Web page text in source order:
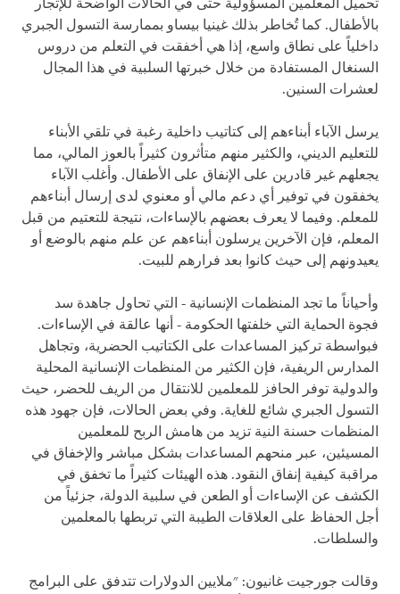
تحميل المعلمين المسؤولية حتى في الحالات الواضحة للإتجار
بالأطفال. كما تُخاطر بذلك غينيا بيساو بممارسة التسول الجبري
داخلياً على نطاق واسع، إذا هي أخفقت في التعلم من دروس
السنغال المستفادة من خلال خبرتها السلبية في هذا المجال
لعشرات السنين.
يرسل الآباء أبناءهم إلى كتاتيب داخلية رغبة في تلقي الأبناء
للتعليم الديني، والكثير منهم متأثرون كثيراً بالعوز المالي، مما
يجعلهم غير قادرين على الإنفاق على الأطفال. وأغلب الآباء
يخفقون في توفير أي دعم مالي أو معنوي لدى إرسال أبناءهم
للمعلم. وفيما لا يعرف بعضهم بالإساءات، نتيجة للتعتيم من قبل
المعلم، فإن الآخرين يرسلون أبناءهم عن علم منهم بالوضع أو
يعيدونهم إلى حيث كانوا بعد فرارهم للبيت.
وأحياناً ما تجد المنظمات الإنسانية - التي تحاول جاهدة سد
فجوة الحماية التي خلفتها الحكومة - أنها عالقة في الإساءات.
فبواسطة تركيز المساعدات على الكتاتيب الحضرية، وتجاهل
المدارس الريفية، فإن الكثير من المنظمات الإنسانية المحلية
والدولية توفر الحافز للمعلمين للانتقال من الريف للحضر، حيث
التسول الجبري شائع للغاية. وفي بعض الحالات، فإن جهود هذه
المنظمات حسنة النية تزيد من هامش الربح للمعلمين
المسيئين، عبر منحهم المساعدات بشكل مباشر والإخفاق في
مراقبة كيفية إنفاق النقود. هذه الهيئات كثيراً ما تخفق في
الكشف عن الإساءات أو الطعن في سلبية الدولة، جزئياً من
أجل الحفاظ على العلاقات الطيبة التي تربطها بالمعلمين
والسلطات.
وقالت جورجيت غانيون: "ملايين الدولارات تتدفق على البرامج